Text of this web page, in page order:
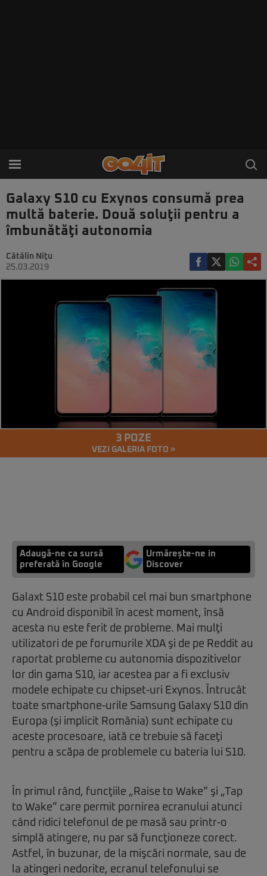
Galaxy S10 cu Exynos consumă prea
multă baterie. Două soluţii pentru a
îmbunătăţi autonomia
Cătălin Niţu
25.03.2019
3 POZE
VEZI GALERIA FOTO »
Adaugă-ne ca sursă
preferată în Google
Urmărește-ne in
Discover
Galaxt S10 este probabil cel mai bun smartphone
cu Android disponibil în acest moment, însă
acesta nu este ferit de probleme. Mai mulţi
utilizatori de pe forumurile XDA şi de pe Reddit au
raportat probleme cu autonomia dispozitivelor
lor din gama S10, iar acestea par a fi exclusiv
modele echipate cu chipset-uri Exynos. Întrucât
toate smartphone-urile Samsung Galaxy S10 din
Europa (şi implicit România) sunt echipate cu
aceste procesoare, iată ce trebuie să faceţi
pentru a scăpa de problemele cu bateria lui S10.
În primul rând, funcţiile „Raise to Wake” şi „Tap
to Wake” care permit pornirea ecranului atunci
când ridici telefonul de pe masă sau printr-o
simplă atingere, nu par să funcţioneze corect.
Astfel, în buzunar, de la mişcări normale, sau de
la atingeri nedorite, ecranul telefonului se